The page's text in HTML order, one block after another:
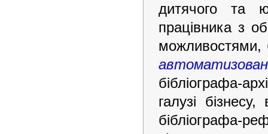
дитячого та
працівника з
можливостями,
бібліографа-
галузі бізнесу,
бібліографа-